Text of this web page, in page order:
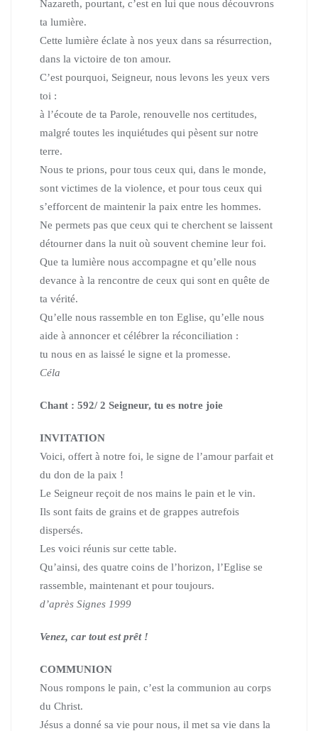
Nazareth, pourtant, c’est en lui que nous découvrons
ta lumière.
Cette lumière éclate à nos yeux dans sa résurrection,
dans la victoire de ton amour.
C’est pourquoi, Seigneur, nous levons les yeux vers
toi :
à l’écoute de ta Parole, renouvelle nos certitudes,
malgré toutes les inquiétudes qui pèsent sur notre
terre.
Nous te prions, pour tous ceux qui, dans le monde,
sont victimes de la violence, et pour tous ceux qui
s’efforcent de maintenir la paix entre les hommes.
Ne permets pas que ceux qui te cherchent se laissent
détourner dans la nuit où souvent chemine leur foi.
Que ta lumière nous accompagne et qu’elle nous
devance à la rencontre de ceux qui sont en quête de
ta vérité.
Qu’elle nous rassemble en ton Eglise, qu’elle nous
aide à annoncer et célébrer la réconciliation :
tu nous en as laissé le signe et la promesse.
Céla
Chant : 592/ 2 Seigneur, tu es notre joie
INVITATION
Voici, offert à notre foi, le signe de l’amour parfait et
du don de la paix !
Le Seigneur reçoit de nos mains le pain et le vin.
Ils sont faits de grains et de grappes autrefois
dispersés.
Les voici réunis sur cette table.
Qu’ainsi, des quatre coins de l’horizon, l’Eglise se
rassemble, maintenant et pour toujours.
d’après Signes 1999
Venez, car tout est prêt !
COMMUNION
Nous rompons le pain, c’est la communion au corps
du Christ.
Jésus a donné sa vie pour nous, il met sa vie dans la